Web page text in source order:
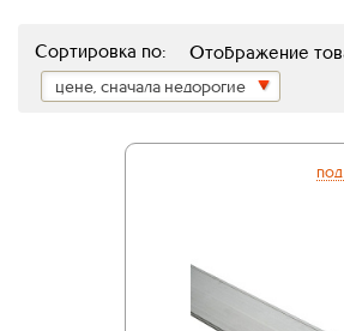
Отображение
Сортировка по:
цене, сначала недорогие